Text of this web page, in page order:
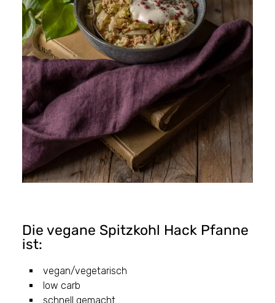
Die vegane Spitzkohl Hack Pfanne
ist:
vegan/vegetarisch
low carb
schnell gemacht